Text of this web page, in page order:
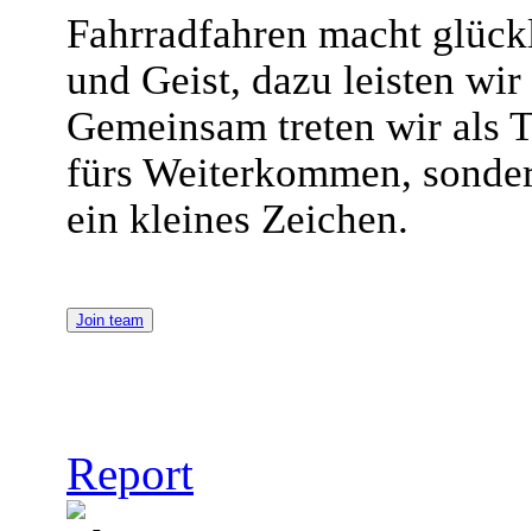
Fahrradfahren macht
und Geist, dazu leisten
Gemeinsam treten wir als
fürs Weiterkommen,
ein kleines Zeichen.
Join team
Report